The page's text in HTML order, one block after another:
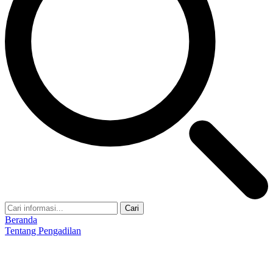
Cari
Beranda
Tentang Pengadilan